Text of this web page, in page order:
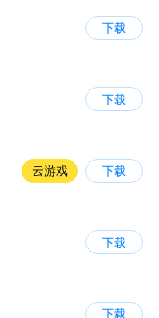
下载
下载
云游戏 下载
下载
下载